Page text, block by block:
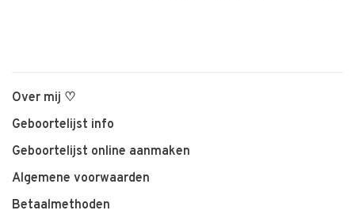
Over mij ♡
Geboortelijst info
Geboortelijst online aanmaken
Algemene voorwaarden
Betaalmethoden